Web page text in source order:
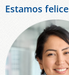
Estamos